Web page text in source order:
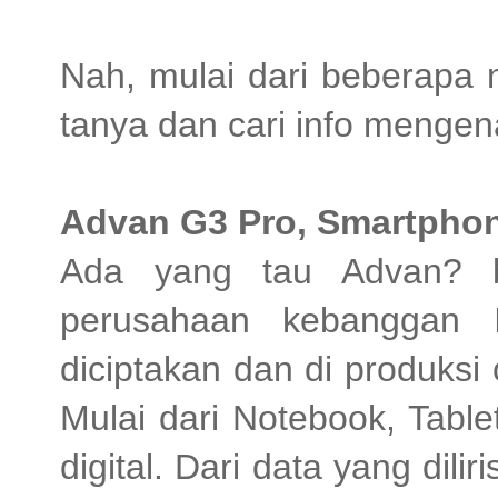
Nah, mulai dari beberapa
tanya dan cari info
Advan G3 Pro,
Ada yang tau Advan?
perusahaan
diciptakan dan di produksi
Mulai dari Notebook,
digital. Dari data yang